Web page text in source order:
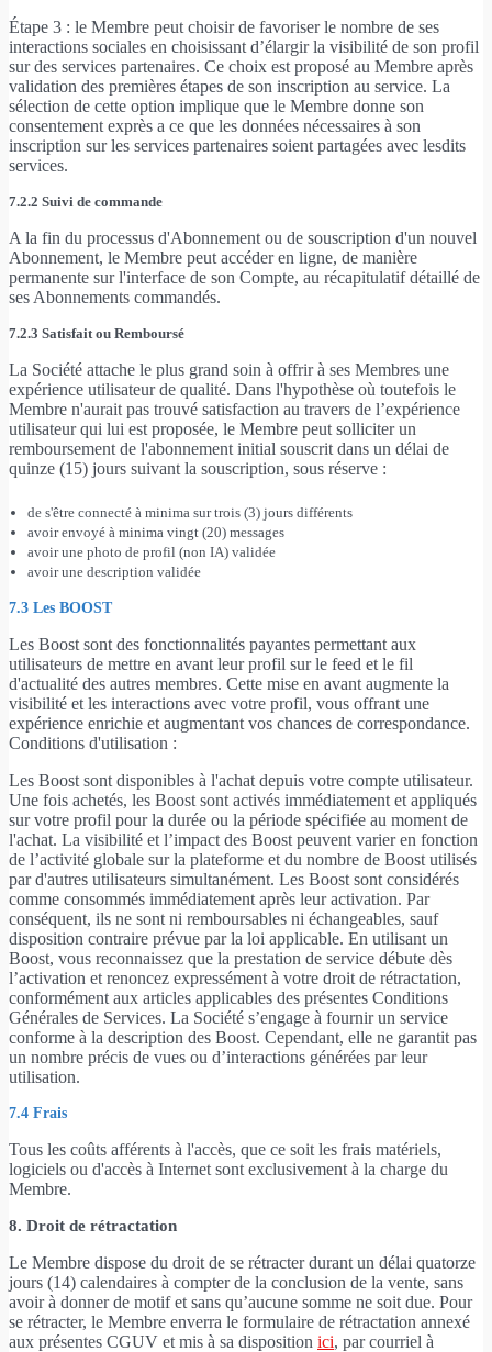
Étape 3 : le Membre peut choisir de favoriser le nombre de ses
interactions sociales en choisissant d’élargir la visibilité de son profil
sur des services partenaires. Ce choix est proposé au Membre après
validation des premières étapes de son inscription au service. La
sélection de cette option implique que le Membre donne son
consentement exprès a ce que les données nécessaires à son
inscription sur les services partenaires soient partagées avec lesdits
services.
7.2.2 Suivi de commande
A la fin du processus d'Abonnement ou de souscription d'un nouvel
Abonnement, le Membre peut accéder en ligne, de manière
permanente sur l'interface de son Compte, au récapitulatif détaillé de
ses Abonnements commandés.
7.2.3 Satisfait ou Remboursé
La Société attache le plus grand soin à offrir à ses Membres une
expérience utilisateur de qualité. Dans l'hypothèse où toutefois le
Membre n'aurait pas trouvé satisfaction au travers de l’expérience
utilisateur qui lui est proposée, le Membre peut solliciter un
remboursement de l'abonnement initial souscrit dans un délai de
quinze (15) jours suivant la souscription, sous réserve :
de s'être connecté à minima sur trois (3) jours différents
avoir envoyé à minima vingt (20) messages
avoir une photo de profil (non IA) validée
avoir une description validée
7.3 Les BOOST
Les Boost sont des fonctionnalités payantes permettant aux
utilisateurs de mettre en avant leur profil sur le feed et le fil
d'actualité des autres membres. Cette mise en avant augmente la
visibilité et les interactions avec votre profil, vous offrant une
expérience enrichie et augmentant vos chances de correspondance.
Conditions d'utilisation :
Les Boost sont disponibles à l'achat depuis votre compte utilisateur.
Une fois achetés, les Boost sont activés immédiatement et appliqués
sur votre profil pour la durée ou la période spécifiée au moment de
l'achat. La visibilité et l’impact des Boost peuvent varier en fonction
de l’activité globale sur la plateforme et du nombre de Boost utilisés
par d'autres utilisateurs simultanément. Les Boost sont considérés
comme consommés immédiatement après leur activation. Par
conséquent, ils ne sont ni remboursables ni échangeables, sauf
disposition contraire prévue par la loi applicable. En utilisant un
Boost, vous reconnaissez que la prestation de service débute dès
l’activation et renoncez expressément à votre droit de rétractation,
conformément aux articles applicables des présentes Conditions
Générales de Services. La Société s’engage à fournir un service
conforme à la description des Boost. Cependant, elle ne garantit pas
un nombre précis de vues ou d’interactions générées par leur
utilisation.
7.4 Frais
Tous les coûts afférents à l'accès, que ce soit les frais matériels,
logiciels ou d'accès à Internet sont exclusivement à la charge du
Membre.
8. Droit de rétractation
Le Membre dispose du droit de se rétracter durant un délai quatorze
jours (14) calendaires à compter de la conclusion de la vente, sans
avoir à donner de motif et sans qu’aucune somme ne soit due. Pour
se rétracter, le Membre enverra le formulaire de rétractation annexé
aux présentes CGUV et mis à sa disposition ici, par courriel à